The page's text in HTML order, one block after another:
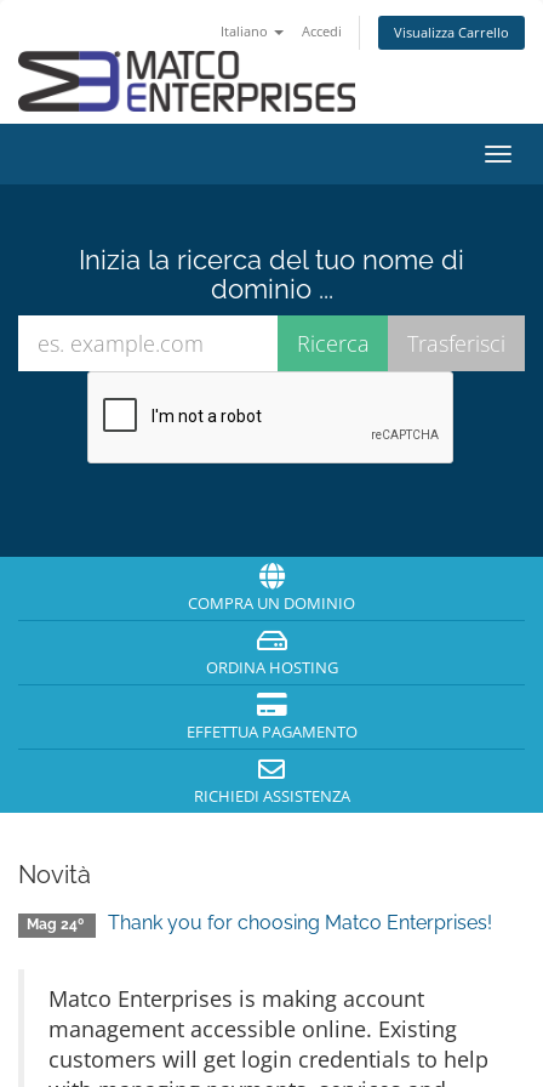
Italiano Accedi Visualizza Carrello
Attiva
Inizia la ricerca del tuo nome di
dominio ...
COMPRA UN DOMINIO
ORDINA HOSTING
EFFETTUA PAGAMENTO
RICHIEDI ASSISTENZA
Novità
Mag 24º Thank you for choosing Matco Enterprises!
Matco Enterprises is making account
management accessible online. Existing
customers will get login credentials to help